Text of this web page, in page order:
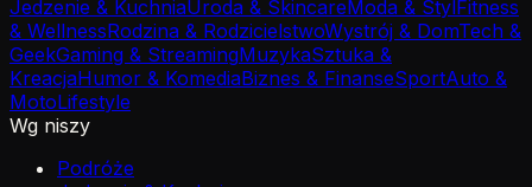
Jedzenie & KuchniaUroda & SkincareModa & StylFitness
& WellnessRodzina & RodzicielstwoWystrój & DomTech &
GeekGaming & StreamingMuzykaSztuka &
KreacjaHumor & KomediaBiznes & FinanseSportAuto &
MotoLifestyle
Wg niszy
Podróże